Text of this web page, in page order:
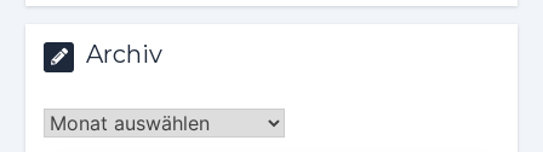
Archiv
Archiv